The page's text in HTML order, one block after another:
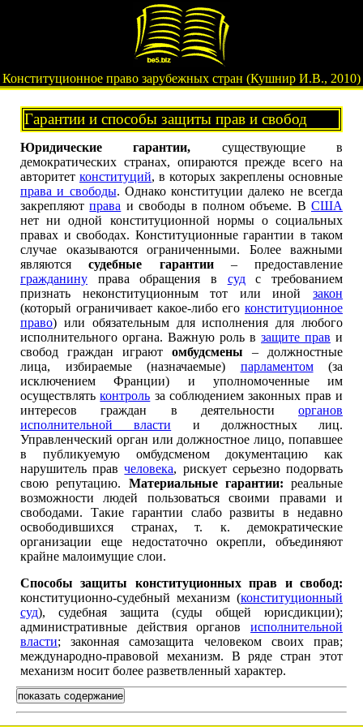
Конституционное право зарубежных стран (Кушнир И.В., 2010)
Гарантии и способы защиты прав и свобод
Юридические гарантии, существующие в
демократических странах, опираются прежде всего на
авторитет конституций, в которых закреплены основные
права и свободы. Однако конституции далеко не всегда
закрепляютправа и свободы в полном объеме. В США
нет ни одной конституционной нормы о социальных
правах и свободах. Конституционные гарантии в таком
случае оказываются ограниченными. Более важными
являютсясудебные гарантии– предоставление
гражданину права обращения в судс требованием
признать неконституционным тот или иной закон
(который ограничивает какое-либо его конституционное
право) или обязательным для исполнения для любого
исполнительного органа. Важную роль в защите прав и
свобод граждан играют омбудсмены – должностные
лица, избираемые (назначаемые) парламентом(за
исключением Франции) и уполномоченные им
осуществлятьконтроль за соблюдением законных прав и
интересов граждан в деятельности органов
исполнительной власти и должностных лиц.
Управленческий орган или должностное лицо, попавшее
в публикуемую омбудсменом документацию как
нарушитель правчеловека, рискует серьезно подорвать
свою репутацию. Материальные гарантии: реальные
возможности людей пользоваться своими правами и
свободами. Такие гарантии слабо развиты в недавно
освободившихся странах, т. к. демократические
организации еще недостаточно окрепли, объединяют
крайне малоимущие слои.
Способы защиты конституционных прав и свобод:
конституционно-судебный механизм (конституционный
суд), судебная защита (суды общей юрисдикции);
административные действия органов исполнительной
власти; законная самозащита человеком своих прав;
международно-правовой механизм. В ряде стран этот
механизм носит более разветвленный характер.
показать содержание